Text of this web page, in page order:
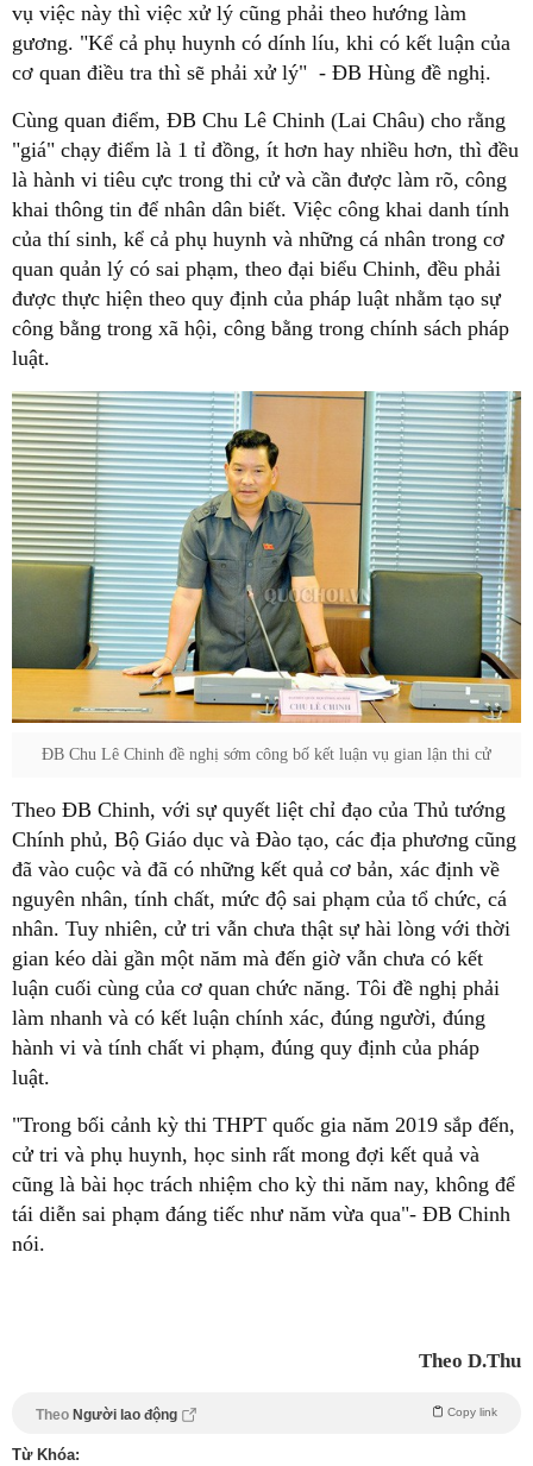
vụ việc này thì việc xử lý cũng phải theo hướng làm
gương. "Kể cả phụ huynh có dính líu, khi có kết luận của
cơ quan điều tra thì sẽ phải xử lý" - ĐB Hùng đề nghị.
Cùng quan điểm, ĐB Chu Lê Chinh (Lai Châu) cho rằng
"giá" chạy điểm là 1 tỉ đồng, ít hơn hay nhiều hơn, thì đều
là hành vi tiêu cực trong thi cử và cần được làm rõ, công
khai thông tin để nhân dân biết. Việc công khai danh tính
của thí sinh, kể cả phụ huynh và những cá nhân trong cơ
quan quản lý có sai phạm, theo đại biểu Chinh, đều phải
được thực hiện theo quy định của pháp luật nhằm tạo sự
công bằng trong xã hội, công bằng trong chính sách pháp
luật.
ĐB Chu Lê Chinh đề nghị sớm công bố kết luận vụ gian lận thi cử
Theo ĐB Chinh, với sự quyết liệt chỉ đạo của Thủ tướng
Chính phủ, Bộ Giáo dục và Đào tạo, các địa phương cũng
đã vào cuộc và đã có những kết quả cơ bản, xác định về
nguyên nhân, tính chất, mức độ sai phạm của tổ chức, cá
nhân. Tuy nhiên, cử tri vẫn chưa thật sự hài lòng với thời
gian kéo dài gần một năm mà đến giờ vẫn chưa có kết
luận cuối cùng của cơ quan chức năng. Tôi đề nghị phải
làm nhanh và có kết luận chính xác, đúng người, đúng
hành vi và tính chất vi phạm, đúng quy định của pháp
luật.
"Trong bối cảnh kỳ thi THPT quốc gia năm 2019 sắp đến,
cử tri và phụ huynh, học sinh rất mong đợi kết quả và
cũng là bài học trách nhiệm cho kỳ thi năm nay, không để
tái diễn sai phạm đáng tiếc như năm vừa qua"- ĐB Chinh
nói.
Theo D.Thu
Theo Người lao động Copy link
Từ Khóa: